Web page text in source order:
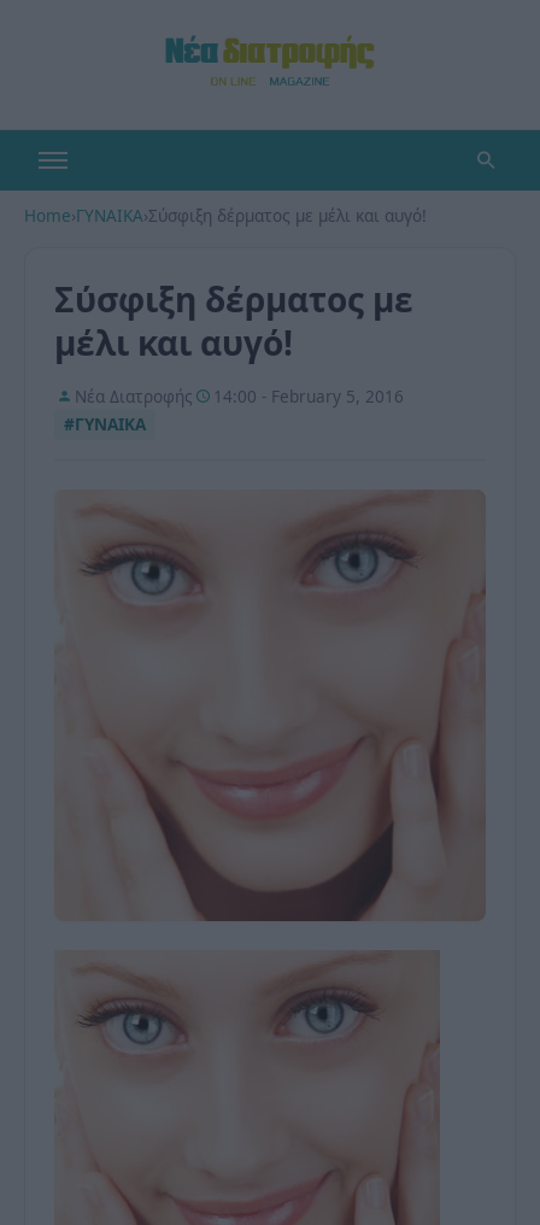
Home›ΓΥΝΑΙΚΑ›Σύσφιξη δέρματος με μέλι και αυγό!
Σύσφιξη δέρματος με
μέλι και αυγό!
Νέα Διατροφής
14:00 - February 5, 2016
#ΓΥΝΑΙΚΑ